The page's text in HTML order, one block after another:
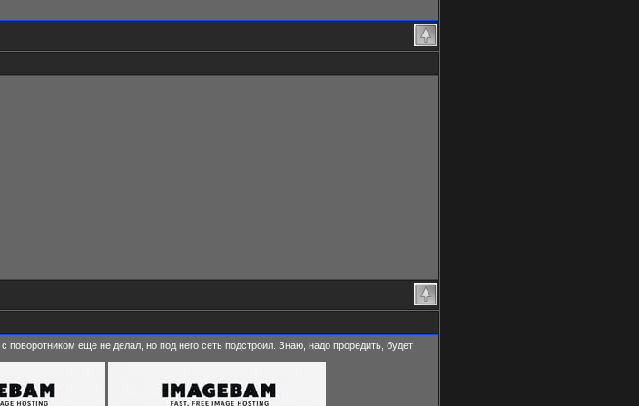
поворотником еще не делал, но под него сеть подстроил. Знаю, надо проредить, будет